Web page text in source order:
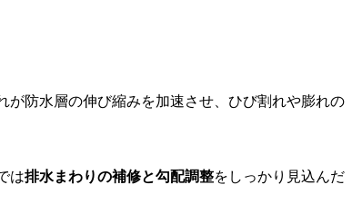
防水層の伸び縮みを加速させ、ひび割れや膨れの
は排水まわりの補修と勾配調整をしっかり見込んだ